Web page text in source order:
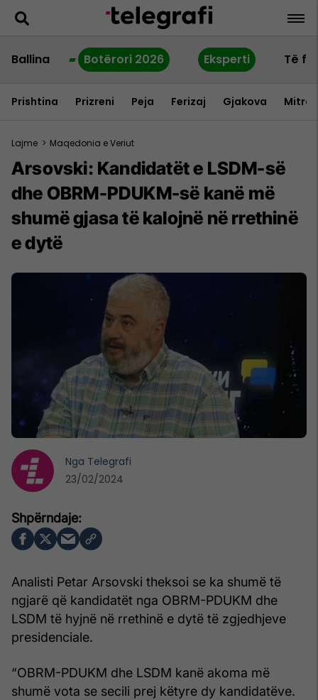
Ballina Botërori 2026 Eksperti Të
Prishtina Prizreni Peja Ferizaj Gjakova
Lajme > Maqedonia e Veriut
Arsovski: Kandidatët e LSDM-së
dhe OBRM-PDUKM-së kanë më
shumë gjasa të kalojnë në rrethinë
e dytë
Analisti Petar Arsovski theksoi se ka shumë të
ngjarë që kandidatët nga OBRM-PDUKM dhe
LSDM të hyjnë në rrethinë e dytë të zgjedhjeve
presidenciale.
“OBRM-PDUKM dhe LSDM kanë akoma më
shumë vota se secili prej këtyre dy kandidatëve.
Nga Telegrafi
23/02/2024